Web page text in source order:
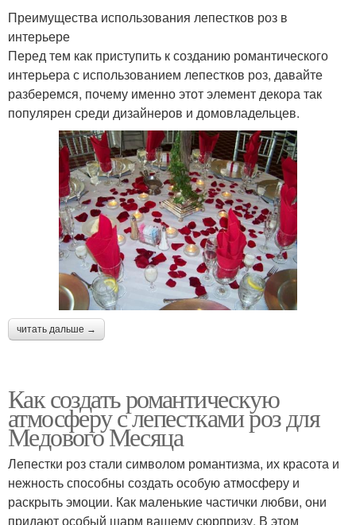
Преимущества использования лепестков роз в
интерьере
Перед тем как приступить к созданию романтического
интерьера с использованием лепестков роз, давайте
разберемся, почему именно этот элемент декора так
популярен среди дизайнеров и домовладельцев.
читать дальше →
Как создать романтическую
атмосферу с лепестками роз для
Медового Месяца
Лепестки роз стали символом романтизма, их красота и
нежность способны создать особую атмосферу и
раскрыть эмоции. Как маленькие частички любви, они
придают особый шарм вашему сюрпризу. В этом